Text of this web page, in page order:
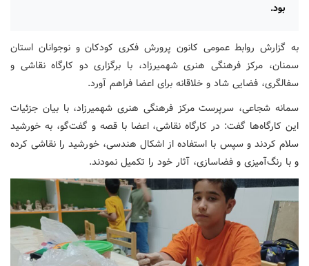
بود.
به گزارش روابط عمومی کانون پرورش فکری کودکان و نوجوانان استان
سمنان، مرکز فرهنگی هنری شهمیرزاد، با برگزاری دو کارگاه نقاشی و
سفالگری، فضایی شاد و خلاقانه برای اعضا فراهم آورد.
سمانه شجاعی، سرپرست مرکز فرهنگی هنری شهمیرزاد، با بیان جزئیات
این کارگاه‌ها گفت: در کارگاه نقاشی، اعضا با قصه و گفت‌گو، به خورشید
سلام کردند و سپس با استفاده از اشکال هندسی، خورشید را نقاشی کرده
و با رنگ‌آمیزی و فضاسازی، آثار خود را تکمیل نمودند.